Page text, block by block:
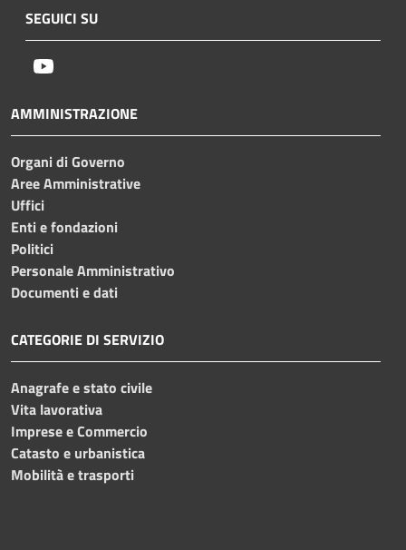
SEGUICI SU
AMMINISTRAZIONE
Organi di Governo
Aree Amministrative
Uffici
Enti e fondazioni
Politici
Personale Amministrativo
Documenti e dati
CATEGORIE DI SERVIZIO
Anagrafe e stato civile
Vita lavorativa
Imprese e Commercio
Catasto e urbanistica
Mobilità e trasporti